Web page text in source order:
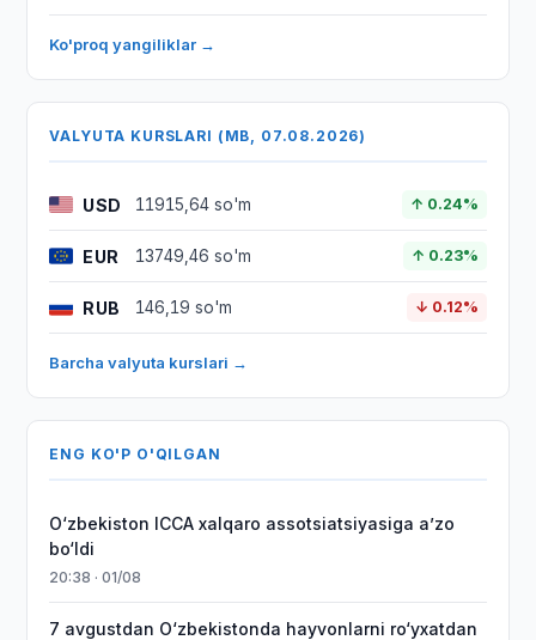
Ko'proq yangiliklar →
VALYUTA KURSLARI (MB, 07.08.2026)
USD 11915,64 so'm ↑ 0.24%
EUR 13749,46 so'm ↑ 0.23%
RUB 146,19 so'm ↓ 0.12%
Barcha valyuta kurslari →
ENG KO'P O'QILGAN
O‘zbekiston ICCA xalqaro assotsiatsiyasiga aʼzo
bo‘ldi
20:38 · 01/08
7 avgustdan O‘zbekistonda hayvonlarni ro‘yxatdan